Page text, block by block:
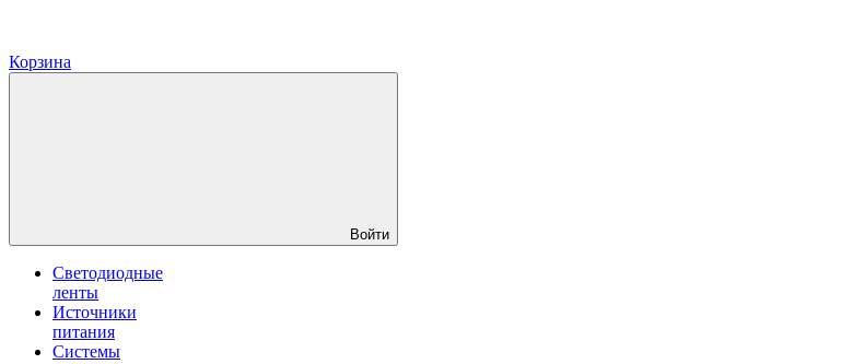
Корзина
Войти
Светодиодные
ленты
Источники
питания
Системы